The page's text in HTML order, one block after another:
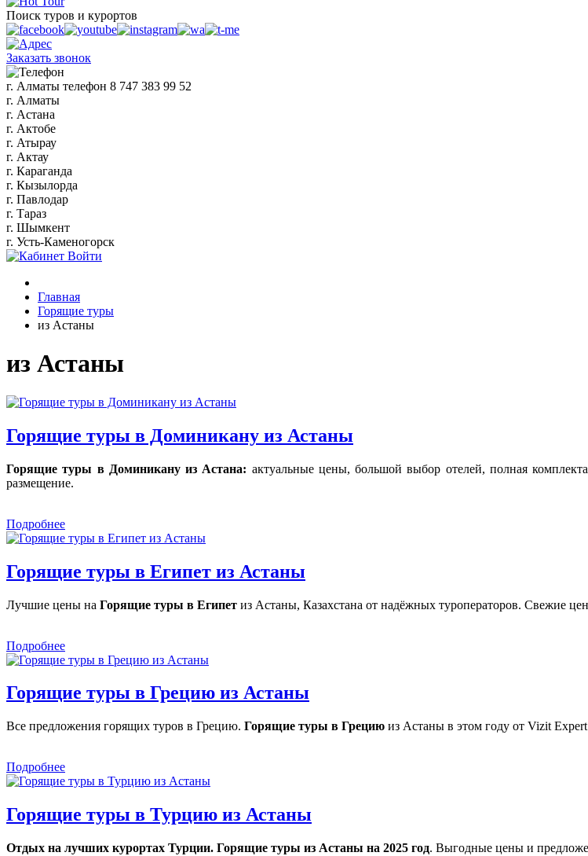
Поиск туров и курортов
Заказать звонок
г. Алматы телефон 8 747 383 99 52
г. Алматы
г. Астана
г. Актобе
г. Атырау
г. Актау
г. Караганда
г. Кызылорда
г. Павлодар
г. Тараз
г. Шымкент
г. Усть-Каменогорск
Войти
Главная
Горящие туры
из Астаны
из Астаны
Горящие туры в Доминикану из Астаны
Горящие туры в Доминикану из Астана: актуальные цены, большой выбор отелей, полная
размещение.
Подробнее
Горящие туры в Египет из Астаны
Лучшие цены на Горящие туры в Египет из Астаны, Казахстана от надёжных туроператоров. Свежие
Подробнее
Горящие туры в Грецию из Астаны
Все предложения горящих туров в Грецию. Горящие туры в Грецию из Астаны в этом году от Vizit
Подробнее
Горящие туры в Турцию из Астаны
Отдых на лучших курортах Турции. Горящие туры из Астаны на 2025 год. Выгодные цены и